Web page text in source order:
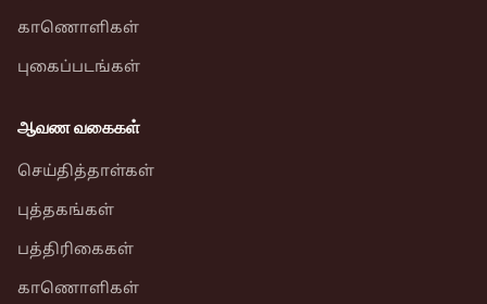
காணொளிகள்
புகைப்படங்கள்
ஆவண வகைகள்
செய்தித்தாள்கள்
புத்தகங்கள்
பத்திரிகைகள்
காணொளிகள்